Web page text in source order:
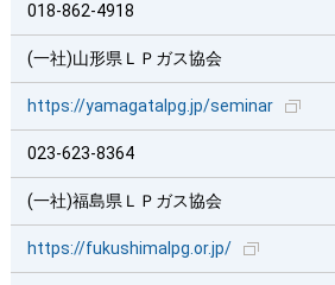
018-862-4918
(一社)山形県ＬＰガス協会
https://yamagatalpg.jp/seminar
023-623-8364
(一社)福島県ＬＰガス協会
https://fukushimalpg.or.jp/